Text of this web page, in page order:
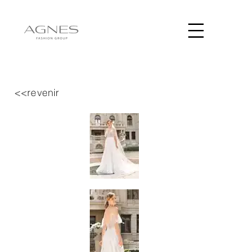
<<revenir